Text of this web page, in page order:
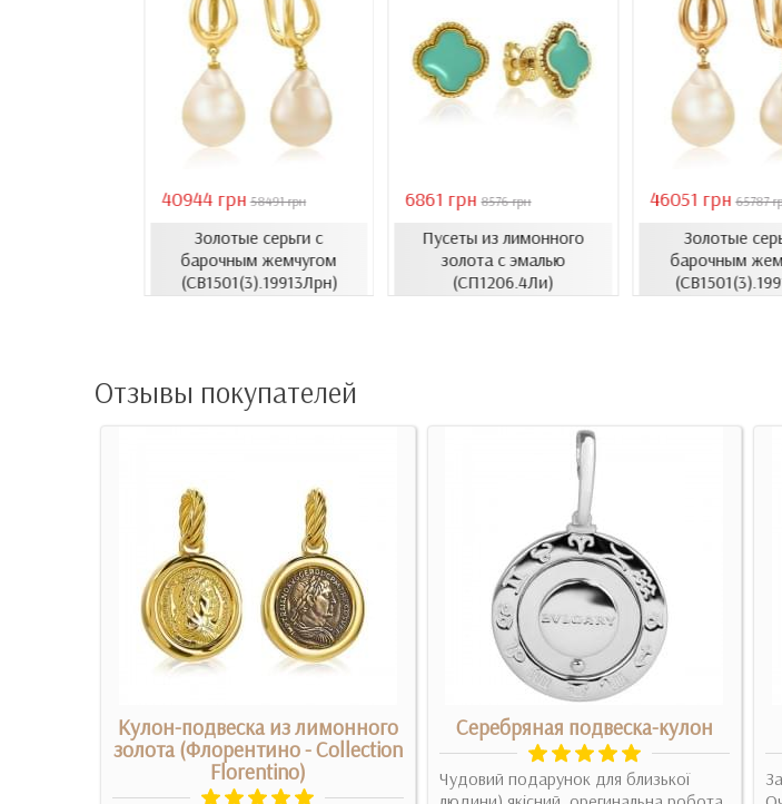
40944 грн 58491 грн
Золотые серьги с
барочным жемчугом
(СВ1501(3).19913Лрн)
6861 грн 8576 грн
Пусеты из лимонного
золота с эмалью
(СП1206.4Ли)
46051 грн 65787
Золотые
барочным
Отзывы покупателей
Кулон-подвеска из лимонного
золота (Флорентино - Collection
Florentino)
Серебряная подвеска-кулон
Чудовий подарунок для близької